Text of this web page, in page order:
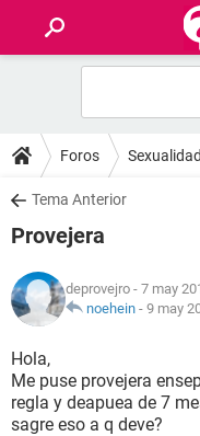
FORUMS
SALUD
FAMILIA
NUTRICIÓN
BIENESTAR
SEXUALIDAD
Foros Sexualidad
Tema Anterior
Provejera
deprovejro - 7 may
noehein - 9 may
Hola,
Me puse provejera
regla y deapuea de 7
sagre eso a q deve?